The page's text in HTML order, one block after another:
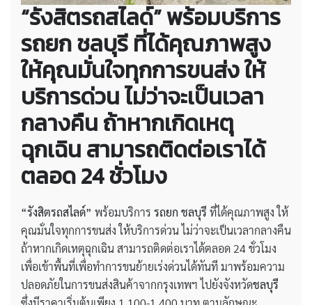
“รังสิตรถสไลด์” พร้อมบริการ
รถยก ชลบุรี ที่ได้คุณภาพสูง
ให้คุณมั่นใจทุกการขนส่ง ให้
บริการด่วน ไม่ว่าจะเป็นเวลา
กลางคืน ถ้าหากเกิดเหตุ
ฉุกเฉิน สามารถติดต่อเราได้
ตลอด 24 ชั่วโมง
“รังสิตรถสไลด์” พร้อมบริการ รถยก ชลบุรี ที่ได้คุณภาพสูง ให้
คุณมั่นใจทุกการขนส่ง ให้บริการด่วน ไม่ว่าจะเป็นเวลากลางคืน
ถ้าหากเกิดเหตุฉุกเฉิน สามารถติดต่อเราได้ตลอด 24 ชั่วโมง
เพื่อเข้าพื้นที่เพื่อทำการขนย้ายเร่งด่วนได้ทันที มาพร้อมความ
ปลอดภัยในการขนส่งสินค้าจากกรุงเทพฯ ไปยังจังหวัดชลบุรี